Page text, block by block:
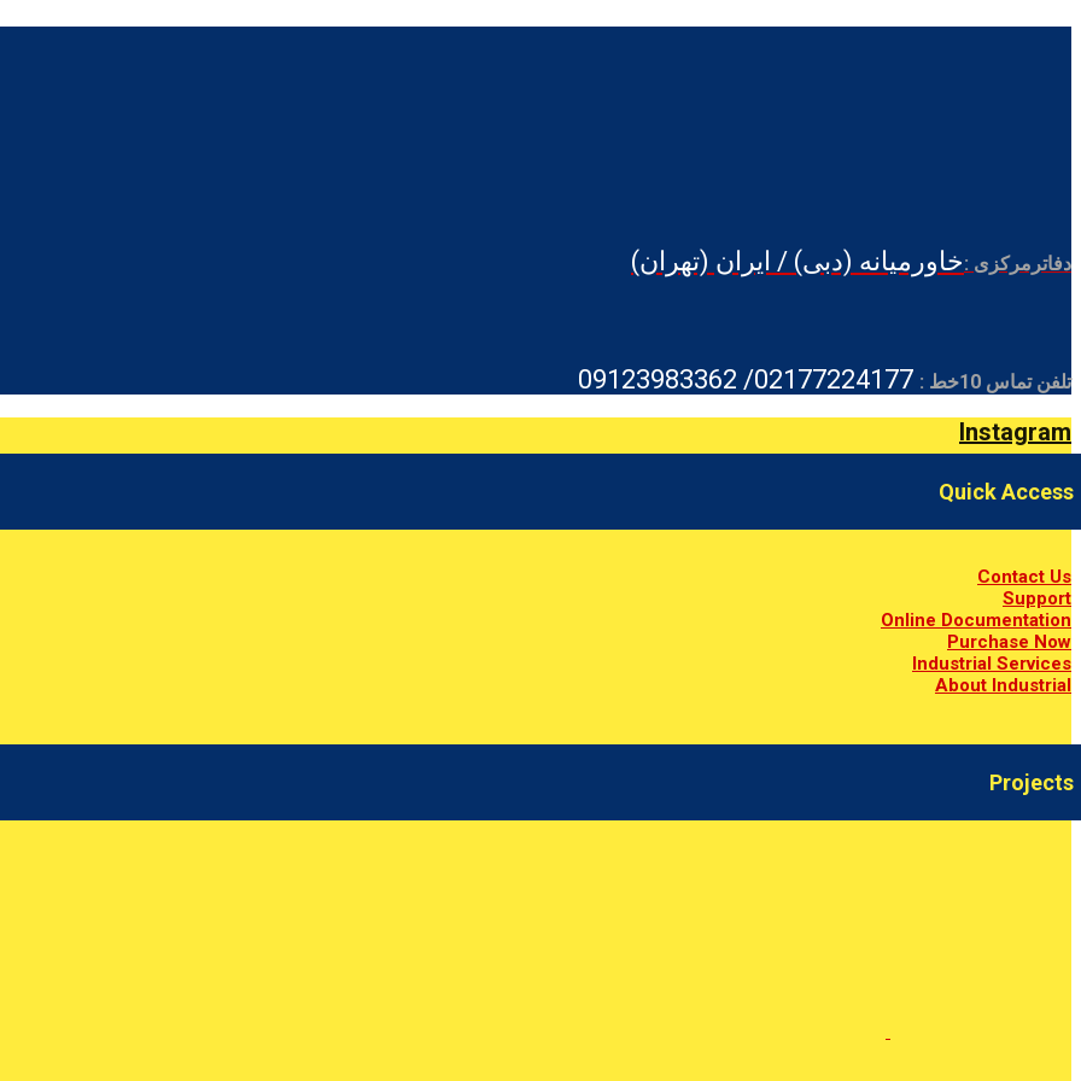
دفاترمرکزی :خاورمیانه (دبی) / ایران (تهران)
تلفن تماس 10خط :
Instagram
Quick Access
Contact Us
Support
Online Documentation
Purchase Now
Industrial Services
About Industrial
Projects